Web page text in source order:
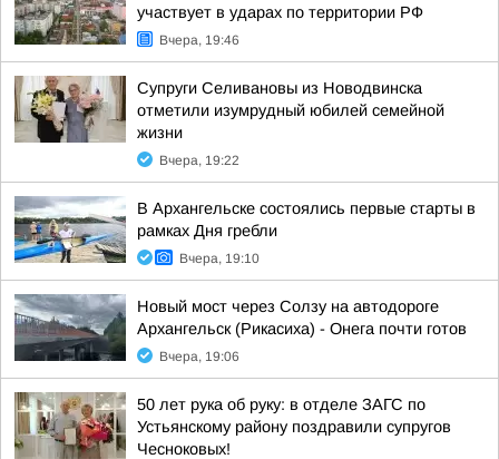
участвует в ударах по территории РФ
Вчера, 19:46
Супруги Селивановы из Новодвинска
отметили изумрудный юбилей семейной
жизни
Вчера, 19:22
В Архангельске состоялись первые старты в
рамках Дня гребли
Вчера, 19:10
Новый мост через Солзу на автодороге
Архангельск (Рикасиха) - Онега почти готов
Вчера, 19:06
50 лет рука об руку: в отделе ЗАГС по
Устьянскому району поздравили супругов
Чесноковых!